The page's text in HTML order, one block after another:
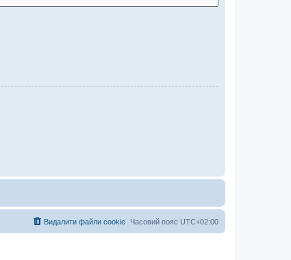
Часовий пояс UTC+02:00
Видалити файли cookie